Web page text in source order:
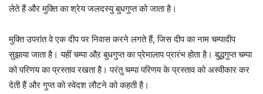
लेते हैं और मुक्ति का श्रेय जलदस्यु बुधगुप्त को जाता है।
मुक्ति उपरांत वे एक दीप पर निवास करने लगते हैं, जिस दीप का नाम चम्पादीप
सुझाया जाता है। यहीं चम्पा औऱ बुधगुप्त का प्रेमालाप प्रारंभ होता है। बुद्धगुप्त चम्पा
को परिणय का प्रस्ताव रखता है। परंतु चम्पा परिणय के प्रस्ताव को अस्वीकार कर
देती हैं और गुप्त को स्वेदश लौटने को कहती है।